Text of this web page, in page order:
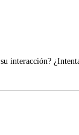
interacción?